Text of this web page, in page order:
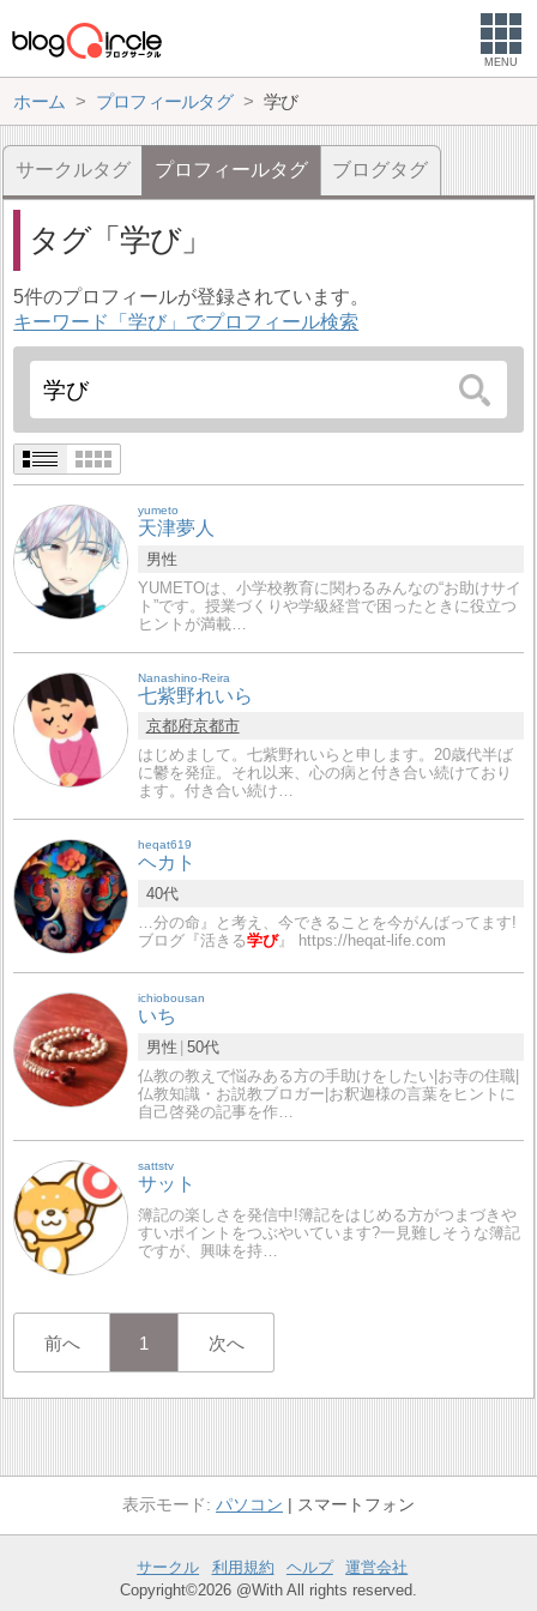
MENU
ホーム プロフィールタグ 学び
サークルタグ プロフィールタグ ブログタグ
タグ 学び
5件のプロフィールが登録されています。
キーワード「学び」でプロフィール検索
yumeto
天津夢人
男性
YUMETOは、小学校教育に関わるみんなの“お助けサイ
ト”です。授業づくりや学級経営で困ったときに役立つ
ヒントが満載…
Nanashino-Reira
七紫野れいら
京都府京都市
はじめまして。七紫野れいらと申します。20歳代半ば
に鬱を発症。それ以来、心の病と付き合い続けており
ます。付き合い続け…
heqat619
ヘカト
40代
…分の命』と考え、今できることを今がんばってます!
ブログ『活きる学び』 https://heqat-life.com
ichiobousan
いち
男性 50代
仏教の教えで悩みある方の手助けをしたい|お寺の住職|
仏教知識・お説教ブロガー|お釈迦様の言葉をヒントに
自己啓発の記事を作…
sattstv
サット
簿記の楽しさを発信中!簿記をはじめる方がつまづきや
すいポイントをつぶやいています?一見難しそうな簿記
ですが、興味を持…
前へ 1 次へ
パソコン スマートフォン
サークル 利用規約 ヘルプ
運営会社
Copyright©2026 @With All rights reserved.